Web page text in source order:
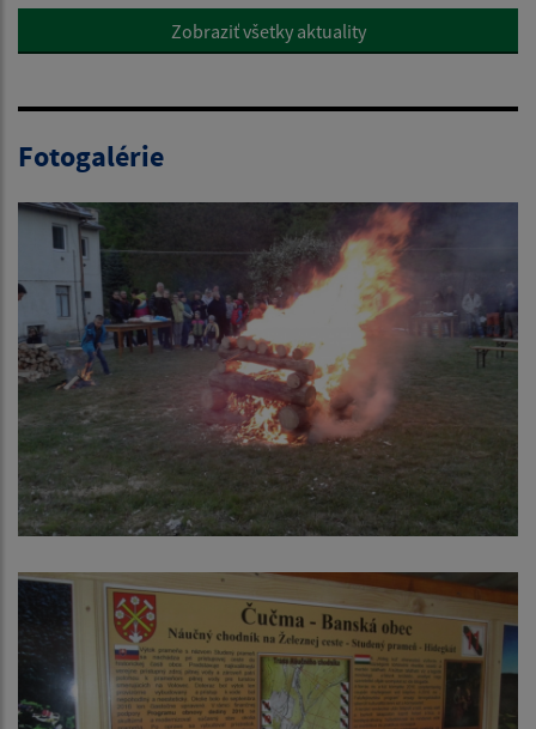
Zobraziť všetky aktuality
Fotogalérie